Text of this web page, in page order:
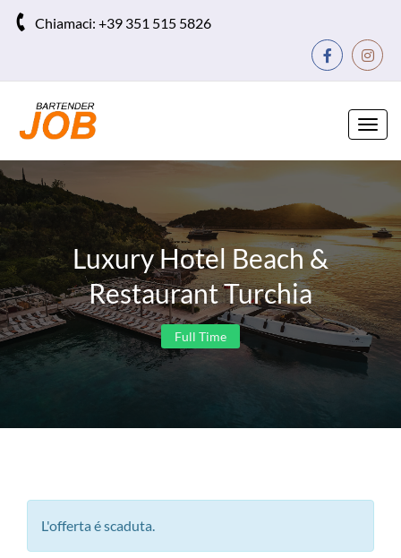
Chiamaci: +39 351 515 5826
Luxury Hotel Beach &
Restaurant Turchia
Full Time
L'offerta é scaduta.